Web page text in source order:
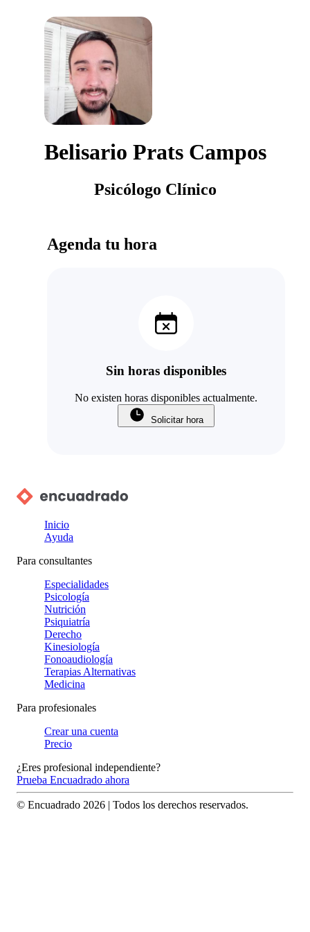
Belisario Prats Campos
Psicólogo Clínico
Agenda tu hora
Sin horas disponibles
No existen horas disponibles actualmente.
Solicitar hora
Inicio
Ayuda
Para consultantes
Especialidades
Psicología
Nutrición
Psiquiatría
Derecho
Kinesiología
Fonoaudiología
Terapias Alternativas
Medicina
Para profesionales
Crear una cuenta
Precio
¿Eres profesional independiente?
Prueba Encuadrado ahora
© Encuadrado 2026 | Todos los derechos reservados.